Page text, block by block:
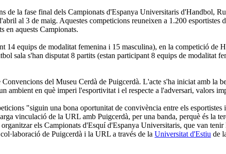
de la fase final dels Campionats d'Espanya Universitaris d'Handbol,
al 3 de maig. Aquestes competicions reuneixen a 1.200 esportistes
en aquests Campionats.
14 equips de modalitat femenina i 15 masculina), en la competició de
sala s'han disputat 8 partits (estan participant 8 equips de modalitat
del Museu Cerdà de Puigcerdà. L'acte s'ha iniciat amb la
ambient en què imperi l'esportivitat i el respecte a l'adversari, valors
"siguin una bona oportunitat de convivència entre els
vinculació de la URL amb Puigcerdà, per una banda, perquè és la
els Campionats d'Esquí d'Espanya Universitaris, que van
de Puigcerdà i la URL a través de la Universitat d'Estiu de